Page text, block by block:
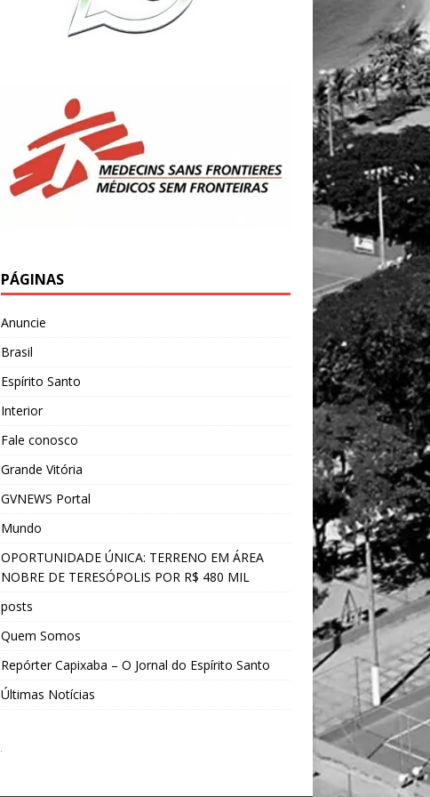
PÁGINAS
Anuncie
Brasil
Espírito Santo
Interior
Fale conosco
Grande Vitória
GVNEWS Portal
Mundo
OPORTUNIDADE ÚNICA: TERRENO EM ÁREA
NOBRE DE TERESÓPOLIS POR R$ 480 MIL
posts
Quem Somos
Repórter Capixaba – O Jornal do Espírito Santo
Últimas Notícias